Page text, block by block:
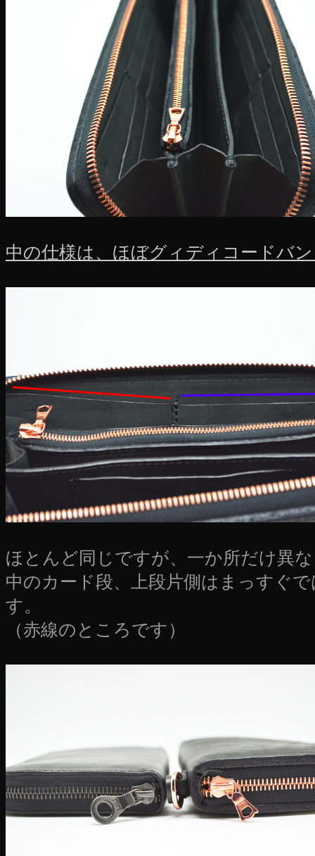
中の仕様は、ほぼグィディコードバ
ほとんど同じですが、一か所だけ異
中のカード段、上段片側はまっすぐ
す。
（赤線のところです）